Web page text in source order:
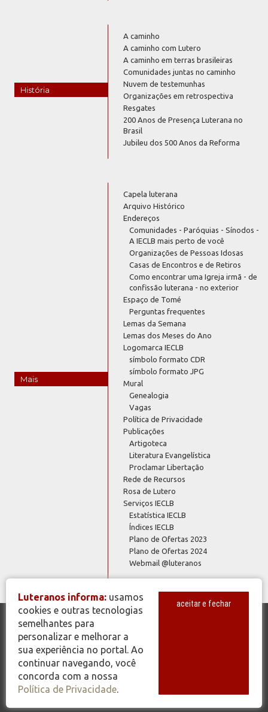
História
A caminho
A caminho com Lutero
A caminho em terras brasileiras
Comunidades juntas no caminho
Nuvem de testemunhas
Organizações em retrospectiva
Resgates
200 Anos de Presença Luterana no
Brasil
Jubileu dos 500 Anos da Reforma
Mais
Capela luterana
Arquivo Histórico
Endereços
Comunidades - Paróquias - Sínodos -
A IECLB mais perto de você
Organizações de Pessoas Idosas
Casas de Encontros e de Retiros
Como encontrar uma Igreja irmã - de
confissão luterana - no exterior
Espaço de Tomé
Perguntas frequentes
Lemas da Semana
Lemas dos Meses do Ano
Logomarca IECLB
símbolo formato CDR
símbolo formato JPG
Mural
Genealogia
Vagas
Política de Privacidade
Publicações
Artigoteca
Literatura Evangelística
Proclamar Libertação
Rede de Recursos
Rosa de Lutero
Serviços IECLB
Estatística IECLB
Índices IECLB
Plano de Ofertas 2023
Plano de Ofertas 2024
Webmail @luteranos
© Copyright 2026 - Todos os Direitos Reservados - IECLB - Igreja
Evangélica de Confissão Luterana no Brasil - Portal Luteranos -
www.luteranos.com.br
Luteranos informa: usamos
cookies e outras tecnologias
semelhantes para
personalizar e melhorar a
sua experiência no portal. Ao
continuar navegando, você
concorda com a nossa
Política de Privacidade.
aceitar e fechar